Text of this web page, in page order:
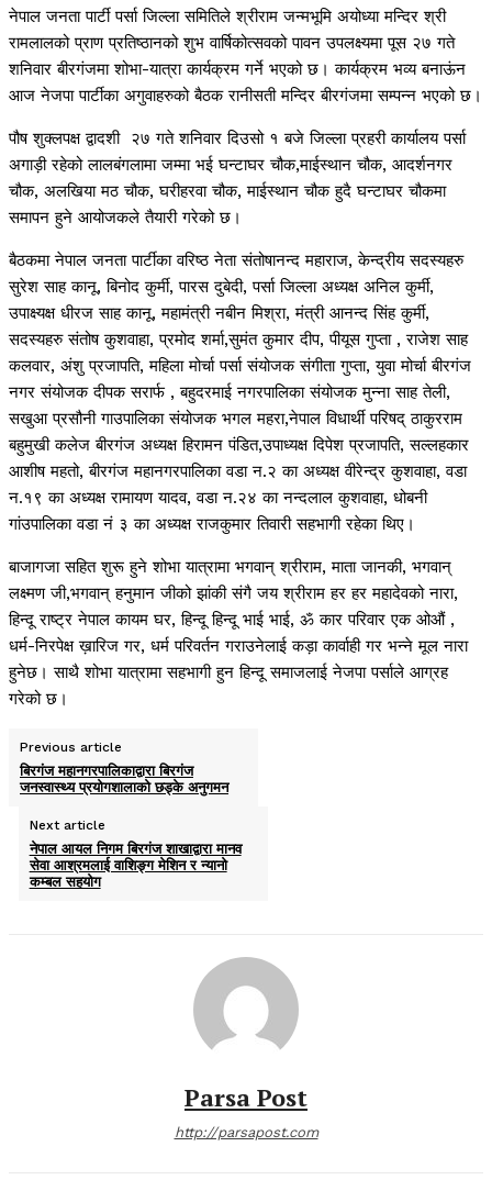
नेपाल जनता पार्टी पर्सा जिल्ला समितिले श्रीराम जन्मभूमि अयोध्या मन्दिर श्री
रामलालको प्राण प्रतिष्ठानको शुभ वार्षिकोत्सवको पावन उपलक्ष्यमा पूस २७ गते
शनिवार बीरगंजमा शोभा-यात्रा कार्यक्रम गर्ने भएको छ। कार्यक्रम भव्य बनाऊंन
आज नेजपा पार्टीका अगुवाहरुको बैठक रानीसती मन्दिर बीरगंजमा सम्पन्न भएको छ।
पौष शुक्लपक्ष द्वादशी २७ गते शनिवार दिउसो १ बजे जिल्ला प्रहरी कार्यालय पर्सा
अगाड़ी रहेको लालबंगलामा जम्मा भई घन्टाघर चौक,माईस्थान चौक, आदर्शनगर
चौक, अलखिया मठ चौक, घरीहरवा चौक, माईस्थान चौक हुदै घन्टाघर चौकमा
समापन हुने आयोजकले तैयारी गरेको छ।
बैठकमा नेपाल जनता पार्टीका वरिष्ठ नेता संतोषानन्द महाराज, केन्द्रीय सदस्यहरु
सुरेश साह कानू, बिनोद कुर्मी, पारस दुबेदी, पर्सा जिल्ला अध्यक्ष अनिल कुर्मी,
उपाक्ष्यक्ष धीरज साह कानू, महामंत्री नबीन मिश्रा, मंत्री आनन्द सिंह कुर्मी,
सदस्यहरु संतोष कुशवाहा, प्रमोद शर्मा,सुमंत कुमार दीप, पीयूस गुप्ता , राजेश साह
कलवार, अंशु प्रजापति, महिला मोर्चा पर्सा संयोजक संगीता गुप्ता, युवा मोर्चा बीरगंज
नगर संयोजक दीपक सरार्फ , बहुदरमाई नगरपालिका संयोजक मुन्ना साह तेली,
सखुआ प्रसौनी गाउपालिका संयोजक भगल महरा,नेपाल विधार्थी परिषद् ठाकुरराम
बहुमुखी कलेज बीरगंज अध्यक्ष हिरामन पंडित,उपाध्यक्ष दिपेश प्रजापति, सल्लहकार
आशीष महतो, बीरगंज महानगरपालिका वडा न.२ का अध्यक्ष वीरेन्द्र कुशवाहा, वडा
न.१९ का अध्यक्ष रामायण यादव, वडा न.२४ का नन्दलाल कुशवाहा, धोबनी
गांउपालिका वडा नं ३ का अध्यक्ष राजकुमार तिवारी सहभागी रहेका थिए।
बाजागजा सहित शुरू हुने शोभा यात्रामा भगवान् श्रीराम, माता जानकी, भगवान्
लक्ष्मण जी,भगवान् हनुमान जीको झांकी संगै जय श्रीराम हर हर महादेवको नारा,
हिन्दू राष्ट्र नेपाल कायम घर, हिन्दू हिन्दू भाई भाई, ॐ कार परिवार एक ओऔं ,
धर्म-निरपेक्ष ख़ारिज गर, धर्म परिवर्तन गराउनेलाई कड़ा कार्वाही गर भन्ने मूल नारा
हुनेछ। साथै शोभा यात्रामा सहभागी हुन हिन्दू समाजलाई नेजपा पर्साले आग्रह
गरेको छ।
Previous article
बिरगंज महानगरपालिकाद्वारा बिरगंज
जनस्वास्थ्य प्रयोगशालाको छड्के अनुगमन
Next article
नेपाल आयल निगम बिरगंज शाखाद्वारा मानव
सेवा आश्रमलाई वाशिङ्ग मेशिन र न्यानो
कम्बल सहयोग
Parsa Post
http://parsapost.com